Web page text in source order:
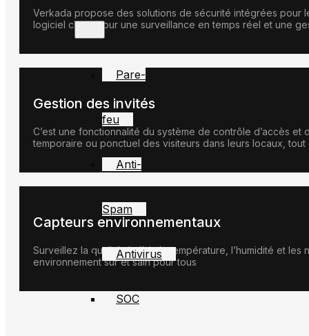
Pare-
feu
Anti-
Spam
Antivirus
SOC
Verkada propose des solutions de sécurité intégrées pour
logiciel cloud pour une surveillance en temps réel et une
Gestion des invités
C’est une fonctionnalité du système de contrôle d’accès
temporaire ou ponctuel des visiteurs dans leurs locaux,
Capteurs environnementaux
Surveillez la qualité de l’air, la température, l’humidité et
environnement sûr et sain pour tous​